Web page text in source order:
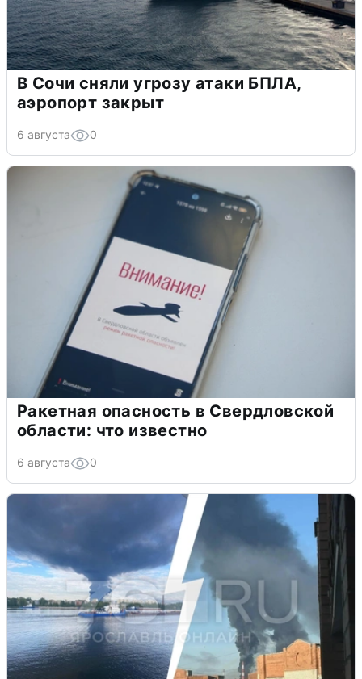
В Сочи сняли угрозу атаки БПЛА,
аэропорт закрыт
6 августа 0
Ракетная опасность в Свердловской
области: что известно
6 августа 0